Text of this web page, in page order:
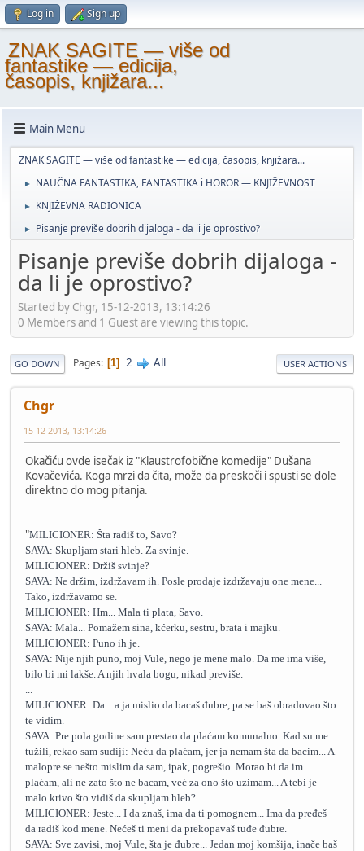
Log in Sign up
ZNAK SAGITE — više od
fantastike — edicija,
časopis, knjižara...
Main Menu
ZNAK SAGITE — više od fantastike — edicija, časopis, knjižara...
► NAUČNA FANTASTIKA, FANTASTIKA i HOROR — KNJIŽEVNOST
► KNJIŽEVNA RADIONICA
► Pisanje previše dobrih dijaloga - da li je oprostivo?
Pisanje previše dobrih dijaloga -
da li je oprostivo?
Started by Chgr, 15-12-2013, 13:14:26
0 Members and 1 Guest are viewing this topic.
GO DOWN Pages 1 2 All USER ACTIONS
Chgr
15-12-2013, 13:14:26
Okačiću ovde isečak iz "Klaustrofobične komedije" Dušana
Kovačevića. Koga mrzi da čita, može da preskoči i spusti se dole
direktno do mog pitanja.
"MILICIONER: Šta radiš to, Savo?
SAVA: Skupljam stari hleb. Za svinje.
MILICIONER: Držiš svinje?
SAVA: Ne držim, izdržavam ih. Posle prodaje izdržavaju one mene...
Tako, izdržavamo se.
MILICIONER: Hm... Mala ti plata, Savo.
SAVA: Mala... Pomažem sina, kćerku, sestru, brata i majku.
MILICIONER: Puno ih je.
SAVA: Nije njih puno, moj Vule, nego je mene malo. Da me ima više,
bilo bi mi lakše. A njih hvala bogu, nikad previše.
MILICIONER: Da... a ja mislio da bacaš đubre, pa se baš obradovao što
te vidim.
SAVA: Pre pola godine sam prestao da plaćam komunalno. Kad su me
tužili, rekao sam sudiji: Neću da plaćam, jer ja nemam šta da bacim... A
malopre se nešto mislim da sam, ipak, pogrešio. Morao bi da im
plaćam, ali ne zato što ne bacam, već za ono što uzimam... A tebi je
malo krivo što vidiš da skupljam hleb?
MILICIONER: Jeste... I da znaš, ima da ti pomognem... Ima da pređeš
da radiš kod mene. Nećeš ti meni da prekopavaš tuđe đubre.
SAVA: Sve zavisi, moj Vule, šta je đubre... Jedan moj komšija, inače baš